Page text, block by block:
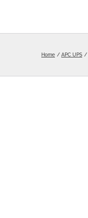
Home APC UPS